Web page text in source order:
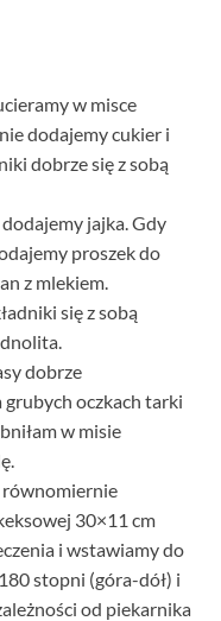
w misce
dodajemy cukier i
dobrze się z sobą
jajka. Gdy
proszek do
z mlekiem.
się z sobą
dobrze
oczkach tarki
w misie
równomiernie
30×11 cm
i wstawiamy do
stopni (góra-dół) i
od piekarnika